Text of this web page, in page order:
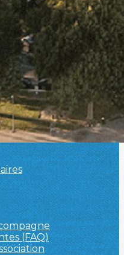
réseaux sociaux
(FAQ)